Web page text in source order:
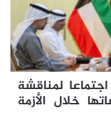
لمناقشة
خلال الأزمة